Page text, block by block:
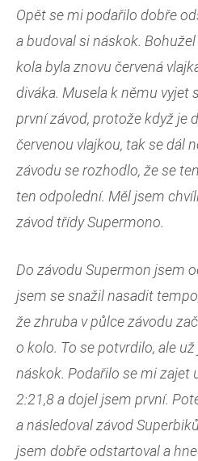
Opět se mi podařilo dobře
a budoval si náskok.
kola byla znovu červená
diváka. Musela k němu vyjet
první závod, protože když je
červenou vlajkou, tak se dál
závodu se rozhodlo, že se
ten odpolední. Měl jsem
závod třídy Supermono.
Do závodu Supermon jsem
jsem se snažil nasadit
že zhruba v půlce závodu
o kolo. To se potvrdilo, ale
náskok. Podařilo se mi zajet
2:21,8 a dojel jsem první.
a následoval závod
jsem dobře odstartoval a